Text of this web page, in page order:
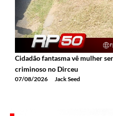
Cidadão fantasma vê mulher
criminoso no Dirceu
07/08/2026 Jack Seed